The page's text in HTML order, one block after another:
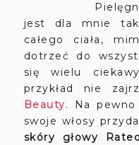
Pielęgnacja
jest dla mnie
całego ciała,
dotrzeć do
się wielu
przykład nie
Beauty. Na
swoje włosy
skóry głowy